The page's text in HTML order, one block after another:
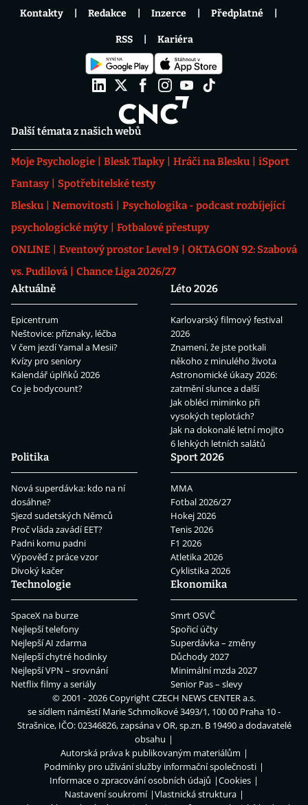
Další témata z našich webů
Moje Psychologie Blesk Tlapky Hráči na Blesku
iSport
Fantasy
Spotřebitelské testy
Blesku
Nemovitosti
Psychologika - podcast rozbíjející
psychologické mýty
Fotbalové přestupy
ONLINE
Eventový prostor Level 9
OKTAGON 92: Szabová
vs. Pudilová
Chance Liga 2026/27
Aktuálně
Epicentrum
Neštovice: příznaky, léčba
V čem jezdí Yamal a Mesii?
Kvízy pro seniory
Kalendář úplňků 2026
Co je bodycount?
Léto 2026
Karlovarský filmový festival
2026
Znamení, že jste potkali
někoho z minulého života
Astronomické úkazy 2026:
zatmění slunce a další
Jak obléci miminko při
vysokých teplotách?
Jak na dokonalé letní mojito
6 lehkých letních salátů
Politika
Nová superdávka: kdo na ní
dosáhne?
Sjezd sudetských Němců
Proč vláda zavádí EET?
Padni komu padni
Výpověď z práce vzor
Divoký kačer
Sport 2026
MMA
Fotbal 2026/27
Hokej 2026
Tenis 2026
F1 2026
Atletika 2026
Cyklistika 2026
Technologie
SpaceX na burze
Nejlepší telefony
Nejlepší AI zdarma
Nejlepší chytré hodinky
Nejlepší VPN – srovnání
Netflix filmy a seriály
Ekonomika
Smrt OSVČ
Spořicí účty
Superdávka – změny
Důchody 2027
Minimální mzda 2027
Senior Pas – slevy
Kontakty Redakce Inzerce Předplatné
RSS Kariéra
© 2001 - 2026 CopyrightCZECH NEWS CENTER a.s.
se sídlem náměstí Marie Schmolkové 3493/1, 100 00 Praha 10 -
Strašnice, IČO: 02346826, zapsána v OR, sp.zn. B 19490 a dodavatelé
obsahu
Autorská práva k publikovaným materiálům
Podmínky pro užívání služby informační společnosti
Informace o zpracování osobních údajů
Cookies
Nastavení soukromí
Vlastnická struktura